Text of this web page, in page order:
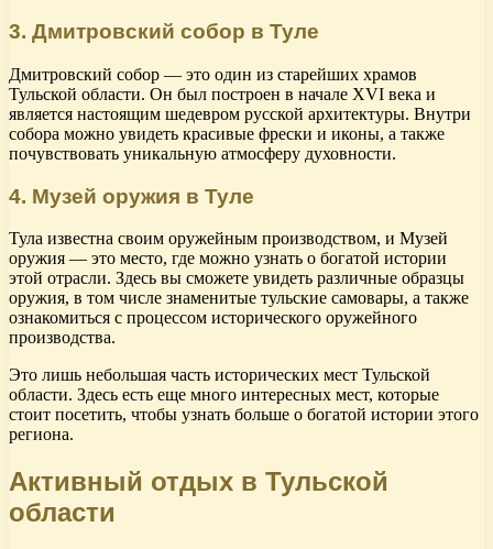
3. Дмитровский собор в Туле
Дмитровский собор — это один из старейших храмов
Тульской области. Он был построен в начале XVI века и
является настоящим шедевром русской архитектуры. Внутри
собора можно увидеть красивые фрески и иконы, а также
почувствовать уникальную атмосферу духовности.
4. Музей оружия в Туле
Тула известна своим оружейным производством, и Музей
оружия — это место, где можно узнать о богатой истории
этой отрасли. Здесь вы сможете увидеть различные образцы
оружия, в том числе знаменитые тульские самовары, а также
ознакомиться с процессом исторического оружейного
производства.
Это лишь небольшая часть исторических мест Тульской
области. Здесь есть еще много интересных мест, которые
стоит посетить, чтобы узнать больше о богатой истории этого
региона.
Активный отдых в Тульской
области